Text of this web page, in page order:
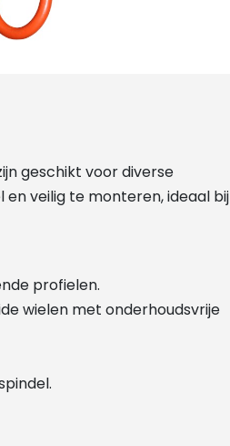
geschikt voor diverse
en veilig te monteren, ideaal bij
profielen.
wielen met onderhoudsvrije